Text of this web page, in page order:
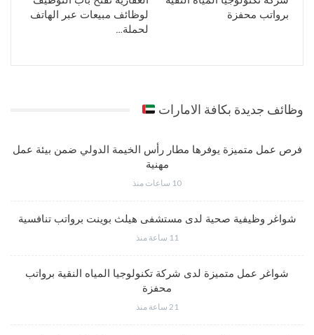
برواتب محفزة
لوظائف مبيعات عبر الهاتف
لحملة…
وظائف جديدة بكافة الامارات
فرص عمل متميزة يوفرها مطار رأس الخيمة الدولي ضمن بيئة عمل
مهنية
10 ساعات منذ
شواغر وظيفية صحية لدى مستشفى هيلث بوينت برواتب تنافسية
11 ساعة منذ
شواغر عمل متميزة لدى شركة تكنولوجيا المياه النقية برواتب
محفزة
21 ساعة منذ